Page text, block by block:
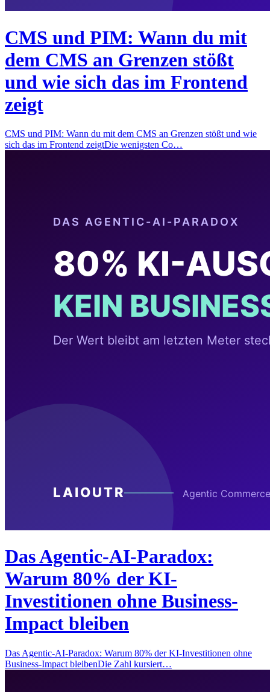
CMS und PIM: Wann du mit
dem CMS an Grenzen stößt
und wie sich das im Frontend
zeigt
CMS und PIM: Wann du mit dem CMS an Grenzen stößt und wie
sich das im Frontend zeigtDie wenigsten Co…
Das Agentic-AI-Paradox:
Warum 80% der KI-
Investitionen ohne Business-
Impact bleiben
Das Agentic-AI-Paradox: Warum 80% der KI-Investitionen ohne
Business-Impact bleibenDie Zahl kursiert…